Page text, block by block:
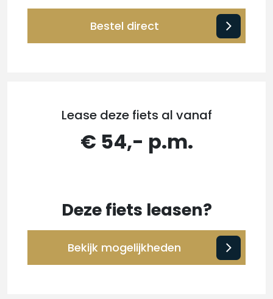
Bestel direct
Lease deze fiets al vanaf
€ 54,- p.m.
Deze fiets leasen?
Bekijk mogelijkheden